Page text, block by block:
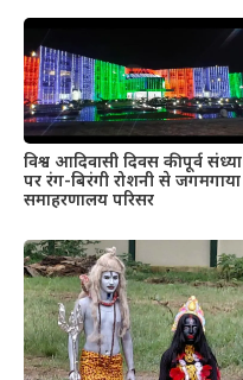
विश्व आदिवासी दिवस की पूर्व संध्या
पर रंग-बिरंगी रोशनी से जगमगाया
समाहरणालय परिसर